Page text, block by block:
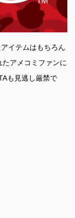
イテムはもちろん
アメコミファンに
も見逃し厳禁で